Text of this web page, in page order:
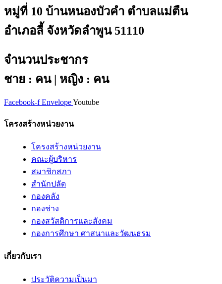
หมู่ที่ 10 บ้านหนองบัวคำ ตำบลแม่ตืน
อำเภอลี้ จังหวัดลำพูน 51110
จำนวนประชากร
ชาย : คน | หญิง : คน
Facebook-f EnvelopeYoutube
โครงสร้างหน่วยงาน
โครงสร้างหน่วยงาน
คณะผู้บริหาร
สมาชิกสภา
สำนักปลัด
กองคลัง
กองช่าง
กองสวัสดิการและสังคม
กองการศึกษา ศาสนาและวัฒนธรม
เกี่ยวกับเรา
ประวัติความเป็นมา